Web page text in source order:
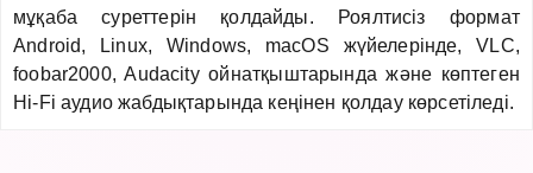
мұқаба суреттерін қолдайды. Роялтисіз формат
Android, Linux, Windows, macOS жүйелерінде, VLC,
foobar2000, Audacity ойнатқыштарында және көптеген
Hi-Fi аудио жабдықтарында кеңінен қолдау көрсетіледі.